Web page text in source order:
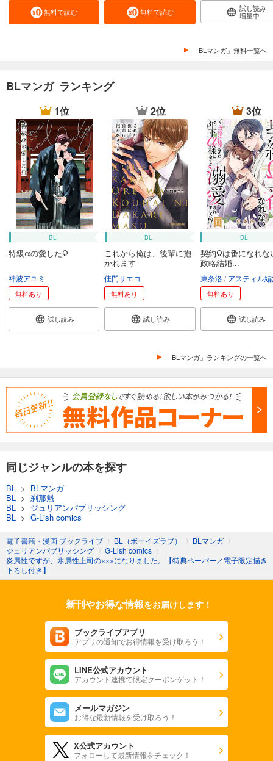
無料で読む 無料で読む 試し読み
増量中
「BLマンガ」無料一覧へ
BLマンガ ランキング
1位
BL
特級αの愛したΩ
神波アユミ
無料あり
試し読み
2位
BL
これから俺は、後輩に抱
かれます
佳門サエコ
無料あり
試し読み
3位
BL
契約Ωは番になれな
政略結婚...
東条洛 アスティル
無料あり
試し読み
「BLマンガ」ランキングの一覧へ
同じジャンルの本を探す
BL > BLマンガ
BL > 刹那魁
BL > ジュリアンパブリッシング
BL > G-Lish comics
電子書籍・漫画 ブックライブ 〉 BL（ボーイズラブ） 〉 BLマンガ 〉
ジュリアンパブリッシング 〉 G-Lish comics 〉
炎属性ですが、氷属性上司の×××になりました。【特典ペーパー／電子限定描き
下ろし付き】
新刊やお得な情報をお届けします！
ブックライブアプリ
アプリの通知でお得情報を受け取ろう！
LINE公式アカウント
アカウント連携で限定クーポンゲット！
メールマガジン
お得な最新情報を受け取ろう！
X公式アカウント
フォローして最新情報をチェック！